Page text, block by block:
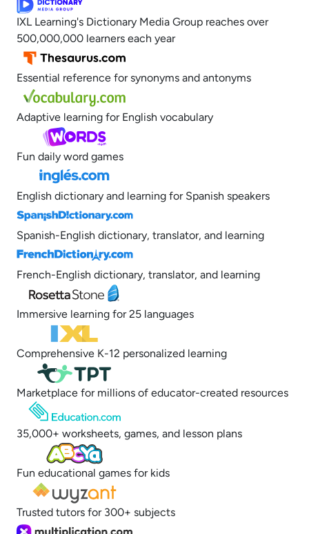
IXL Learning's Dictionary Media Group reaches over
500,000,000 learners each year
Essential reference for synonyms and antonyms
Adaptive learning for English vocabulary
Fun daily word games
English dictionary and learning for Spanish speakers
Spanish-English dictionary, translator, and learning
French-English dictionary, translator, and learning
Immersive learning for 25 languages
Comprehensive K-12 personalized learning
Marketplace for millions of educator-created resources
35,000+ worksheets, games, and lesson plans
Fun educational games for kids
Trusted tutors for 300+ subjects